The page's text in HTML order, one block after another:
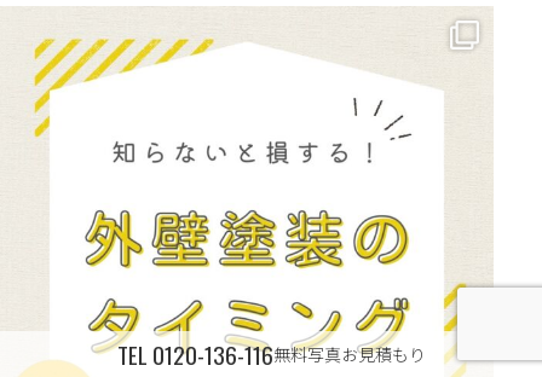
...
TEL 0120-136-116無料写真お見積もり